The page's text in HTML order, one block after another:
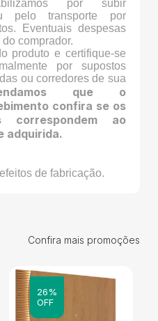
por subir
pelo transporte por
Eventuais despesas
comprador.
produto e certifique-se
por supostos
ou corredores de sua
que o
confira se os
correspondem ao
adquirida.
de fabricação.
Confira mais promoções
26%
OFF